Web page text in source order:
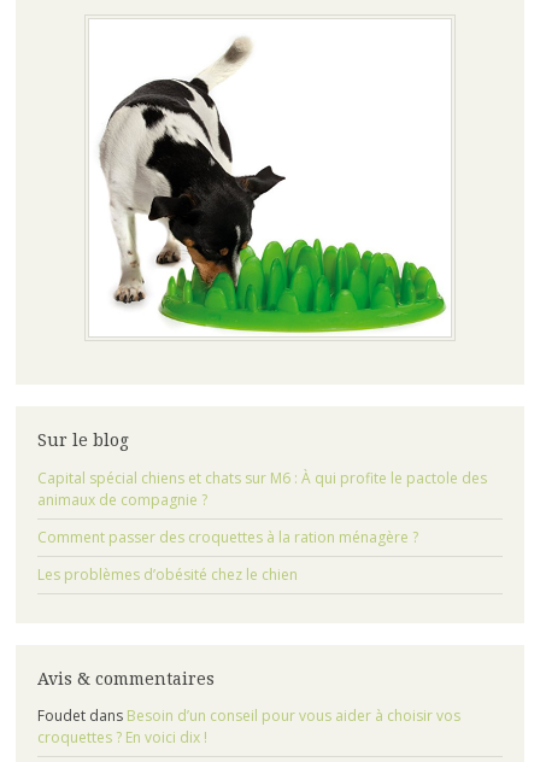
Sur le blog
Capital spécial chiens et chats sur M6 : À qui profite le pactole des
animaux de compagnie ?
Comment passer des croquettes à la ration ménagère ?
Les problèmes d’obésité chez le chien
Avis & commentaires
Foudetdans Besoin d’un conseil pour vous aider à choisir vos
croquettes ? En voici dix !